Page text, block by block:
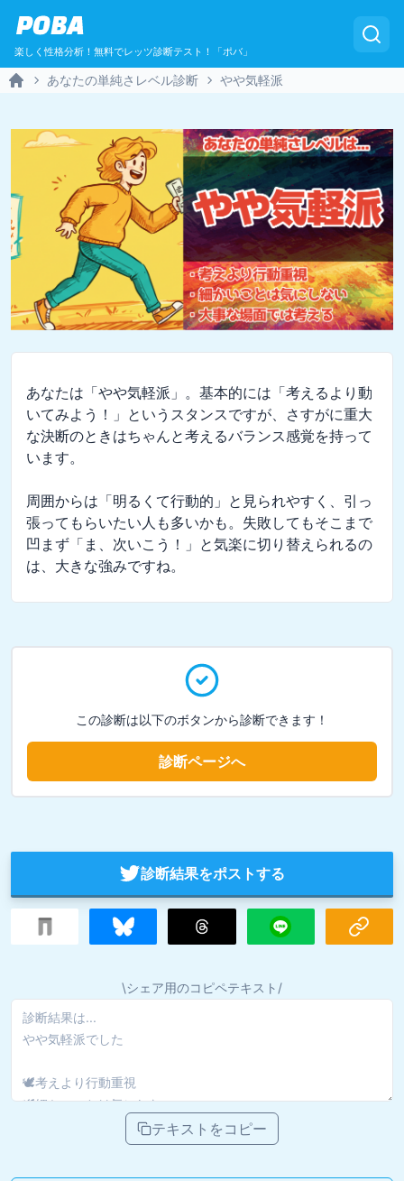
POBA
楽しく性格分析！無料でレッツ診断テスト！「ポバ」
あなたの単純さレベル診断 やや気軽派
あなたは「やや気軽派」。基本的には「考えるより動
いてみよう！」というスタンスですが、さすがに重大
な決断のときはちゃんと考えるバランス感覚を持って
います。
周囲からは「明るくて行動的」と見られやすく、引っ
張ってもらいたい人も多いかも。失敗してもそこまで
凹まず「ま、次いこう！」と気楽に切り替えられるの
は、大きな強みですね。
この診断は以下のボタンから診断できます！
診断ページへ
診断結果をポストする
\シェア用のコピペテキスト/
テキストをコピー